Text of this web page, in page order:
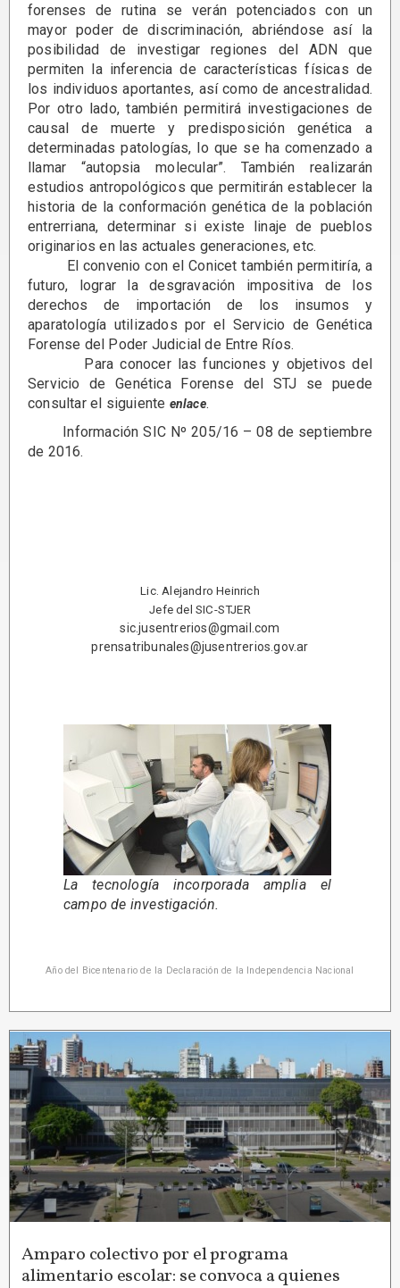
forenses de rutina se verán potenciados con un
mayor poder de discriminación, abriéndose así la
posibilidad de investigar regiones del ADN que
permiten la inferencia de características físicas de
los individuos aportantes, así como de ancestralidad.
Por otro lado, también permitirá investigaciones de
causal de muerte y predisposición genética a
determinadas patologías, lo que se ha comenzado a
llamar “autopsia molecular”. También realizarán
estudios antropológicos que permitirán establecer la
historia de la conformación genética de la población
entrerriana, determinar si existe linaje de pueblos
originarios en las actuales generaciones, etc.
El convenio con el Conicet también permitiría, a
futuro, lograr la desgravación impositiva de los
derechos de importación de los insumos y
aparatología utilizados por el Servicio de Genética
Forense del Poder Judicial de Entre Ríos.
Para conocer las funciones y objetivos del
Servicio de Genética Forense del STJ se puede
consultar el siguiente enlace.
Información SIC Nº 205/16 – 08 de septiembre
de 2016.
Lic. Alejandro Heinrich
Jefe del SIC-STJER
sic.jusentrerios@gmail.com
prensatribunales@jusentrerios.gov.ar
La tecnología incorporada amplia el
campo de investigación.
Año del Bicentenario de la Declaración de la Independencia Nacional
Amparo colectivo por el programa
alimentario escolar: se convoca a quienes